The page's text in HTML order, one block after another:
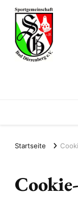
Startseite